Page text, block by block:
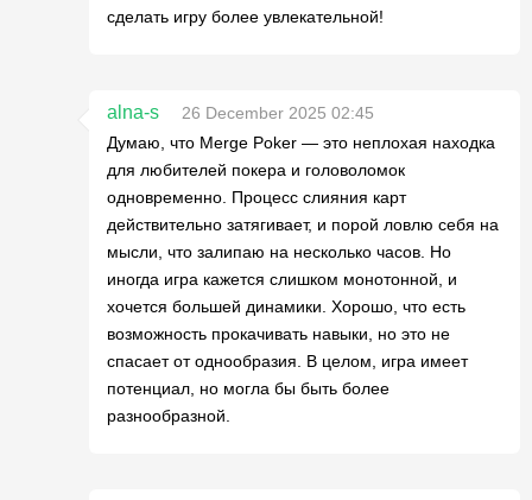
сделать игру более увлекательной!
alna-s
26 December 2025 02:45
Думаю, что Merge Poker — это неплохая находка
для любителей покера и головоломок
одновременно. Процесс слияния карт
действительно затягивает, и порой ловлю себя на
мысли, что залипаю на несколько часов. Но
иногда игра кажется слишком монотонной, и
хочется большей динамики. Хорошо, что есть
возможность прокачивать навыки, но это не
спасает от однообразия. В целом, игра имеет
потенциал, но могла бы быть более
разнообразной.